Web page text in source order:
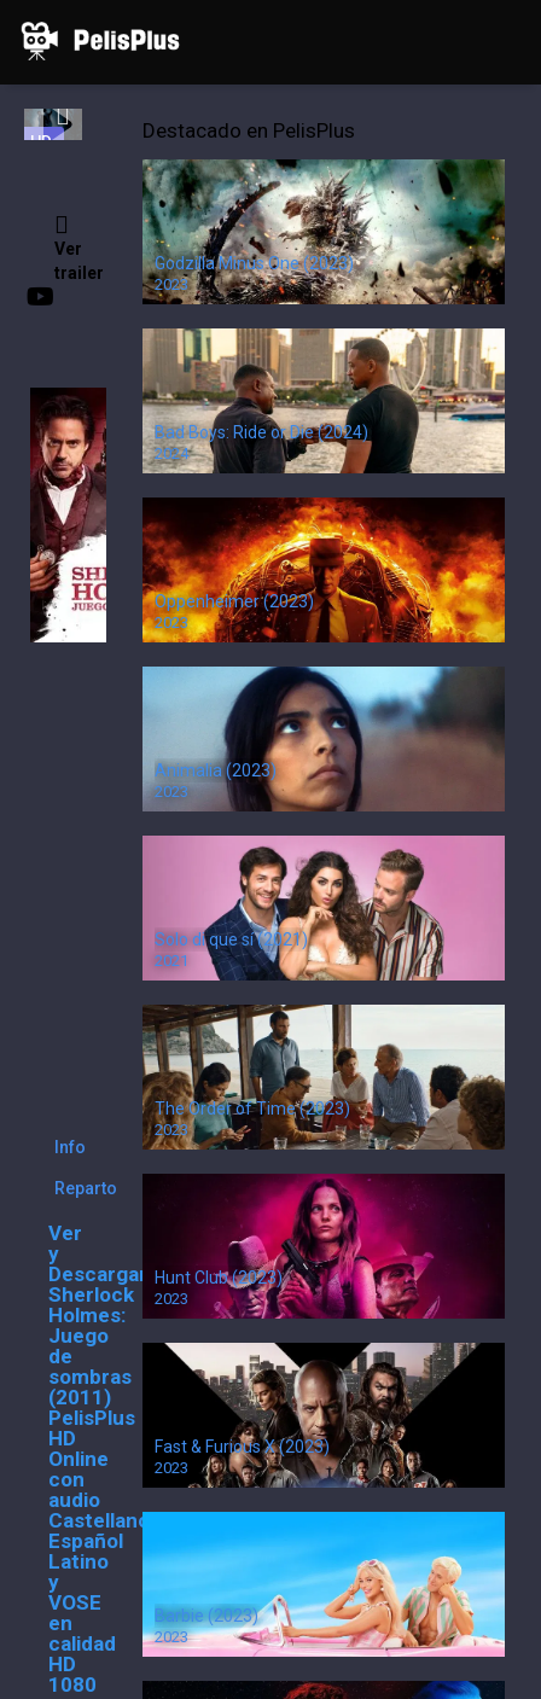
Inicio Películas Series Porno
HD
Ver
trailer
Ver
Sherlock
Holmes:
Juego
de
sombras
(2011)
Online
PelisPlus
HD
El
juego
ha
comenzado.
Nov.
22,
2011
USA
Min.
PG-
13
Tu voto:0
8
1 voto
Info
Reparto
Ver
y
Descargar
Sherlock
Holmes:
Juego
de
sombras
(2011)
PelisPlus
HD
Online
con
audio
Castellano,
Español
Latino
y
VOSE
en
calidad
HD
1080
Destacado en PelisPlus
Godzilla Minus One (2023)
2023
Bad Boys: Ride or Die (2024)
2024
Oppenheimer (2023)
2023
Animalia (2023)
2023
Solo di que sí (2021)
2021
The Order of Time (2023)
2023
Hunt Club (2023)
2023
Fast & Furious X (2023)
2023
Barbie (2023)
2023